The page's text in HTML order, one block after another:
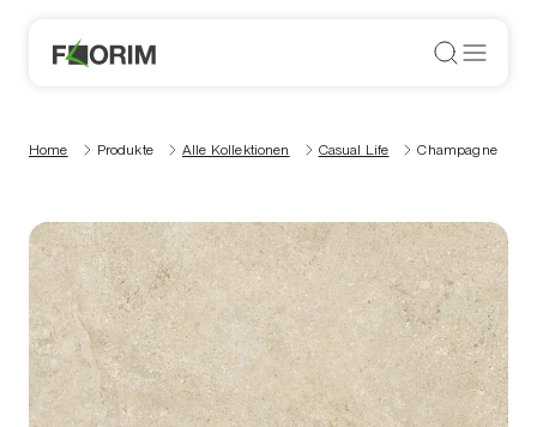
Home Produkte Alle Kollektionen Casual Life Champagne